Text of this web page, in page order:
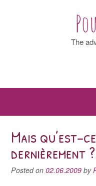
The
Mais qu’est-
dernièrement ?
Posted on 02.06.2009 by